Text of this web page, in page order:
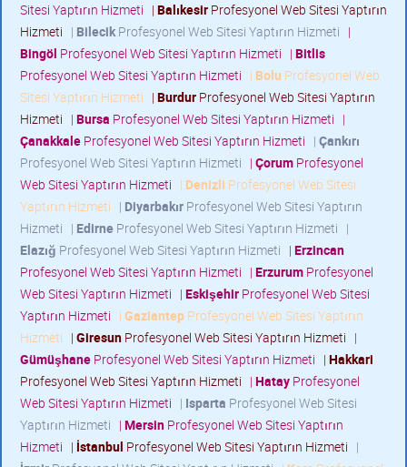
Sitesi Yaptırın Hizmeti | Balıkesir Profesyonel Web Sitesi Yaptırın
Hizmeti | BilecikProfesyonel Web Sitesi Yaptırın Hizmeti |
Bingöl Profesyonel Web Sitesi Yaptırın Hizmeti | Bitlis
Profesyonel Web Sitesi Yaptırın Hizmeti | Bolu Profesyonel Web
Sitesi Yaptırın Hizmeti | Burdur Profesyonel Web Sitesi Yaptırın
Hizmeti | Bursa Profesyonel Web Sitesi Yaptırın Hizmeti |
Çanakkale Profesyonel Web Sitesi Yaptırın Hizmeti | Çankırı
Profesyonel Web Sitesi Yaptırın Hizmeti | Çorum Profesyonel
Web Sitesi Yaptırın Hizmeti | Denizli Profesyonel Web Sitesi
Yaptırın Hizmeti | Diyarbakır Profesyonel Web Sitesi Yaptırın
Hizmeti | Edirne Profesyonel Web Sitesi Yaptırın Hizmeti |
Elazığ Profesyonel Web Sitesi Yaptırın Hizmeti | Erzincan
Profesyonel Web Sitesi Yaptırın Hizmeti | Erzurum Profesyonel
Web Sitesi Yaptırın Hizmeti | Eskişehir Profesyonel Web Sitesi
Yaptırın Hizmeti | Gaziantep Profesyonel Web Sitesi Yaptırın
Hizmeti | Giresun Profesyonel Web Sitesi Yaptırın Hizmeti |
Gümüşhane Profesyonel Web Sitesi Yaptırın Hizmeti | Hakkari
Profesyonel Web Sitesi Yaptırın Hizmeti | Hatay Profesyonel
Web Sitesi Yaptırın Hizmeti | Isparta Profesyonel Web Sitesi
Yaptırın Hizmeti | Mersin Profesyonel Web Sitesi Yaptırın
Hizmeti | İstanbul Profesyonel Web Sitesi Yaptırın Hizmeti |